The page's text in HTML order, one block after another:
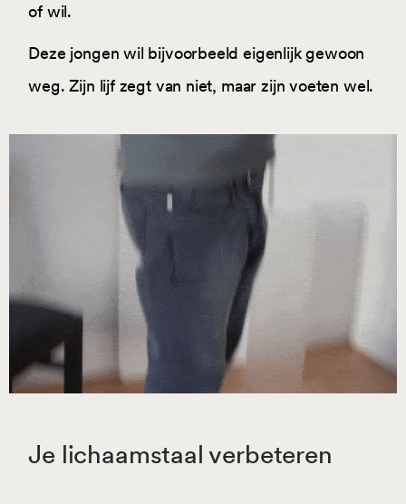
of wil.
Deze jongen wil bijvoorbeeld eigenlijk gewoon
weg. Zijn lijf zegt van niet, maar zijn voeten wel.
Je lichaamstaal verbeteren